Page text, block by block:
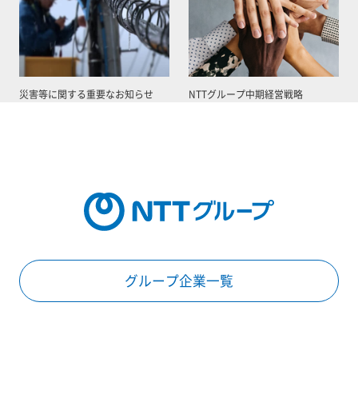
災害等に関する重要なお知らせ NTTグループ中期経営戦略
グループ企業一覧